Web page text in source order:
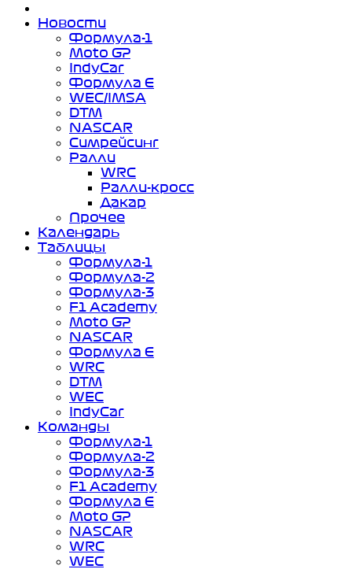
Новости
Формула-1
Moto GP
IndyCar
Формула Е
WEC/IMSA
DTM
NASCAR
Симрейсинг
Ралли
WRC
Ралли-кросс
Дакар
Прочее
Календарь
Таблицы
Формула-1
Формула-2
Формула-3
F1 Academy
Moto GP
NASCAR
Формула Е
WRC
DTM
WEC
IndyCar
Команды
Формула-1
Формула-2
Формула-3
F1 Academy
Формула Е
Moto GP
NASCAR
WRC
WEC